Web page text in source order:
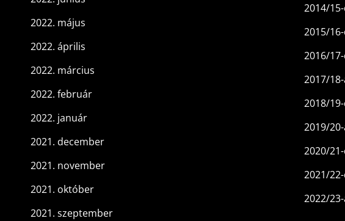
2022. május
2022. április
2022. március
2022. február
2022. január
2021. december
2021. november
2021. október
2021. szeptember
2014/
2015/
2016/
2017/
2018/
2019/
2020/
2021/
2022/